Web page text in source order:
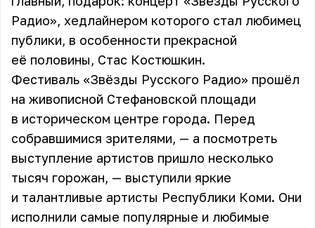
Радио», хедлайнером которого стал любимец
публики, в особенности прекрасной
её половины, Стас Костюшкин.
Фестиваль «Звёзды Русского Радио» прошёл
на живописной Стефановской площади
в историческом центре города. Перед
собравшимися зрителями, — а посмотреть
выступление артистов пришло несколько
тысяч горожан, — выступили яркие
и талантливые артисты Республики Коми. Они
исполнили самые популярные и любимые